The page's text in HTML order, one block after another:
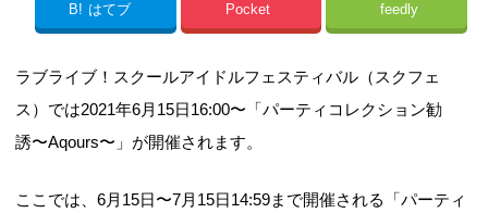
B! はてブ Pocket feedly
ラブライブ！スクールアイドルフェスティバル（スクフェ
ス）では2021年6月15日16:00〜「パーティコレクション勧
誘〜Aqours〜」が開催されます。
ここでは、6月15日〜7月15日14:59まで開催される「パーティ